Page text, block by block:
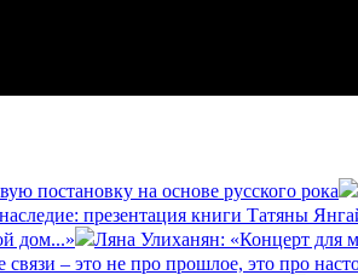
постановку на основе русского рока
презентация книги Татяны
дом...» Ляна Улиханян: «Концерт для
– это не про прошлое, это про